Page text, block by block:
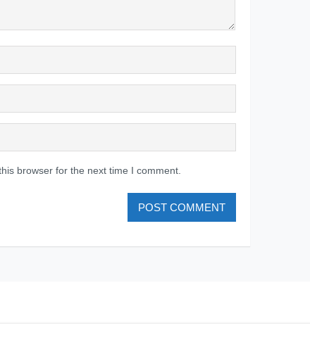
browser for the next time I comment.